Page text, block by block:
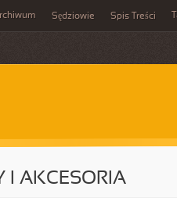
Sędziowie Spis Treści
I AKCESORIA